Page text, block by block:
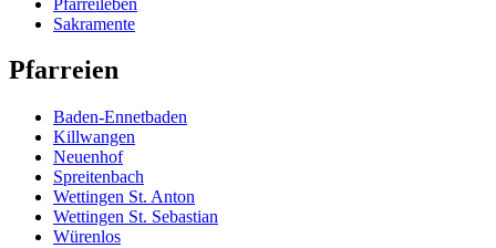
Sakramente
Pfarreien
Baden-Ennetbaden
Killwangen
Neuenhof
Spreitenbach
Wettingen St. Anton
Wettingen St. Sebastian
Würenlos